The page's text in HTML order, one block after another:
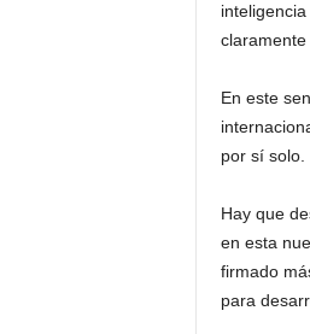
claramente
En este
por sí solo.
Hay que
en esta
firmado
para